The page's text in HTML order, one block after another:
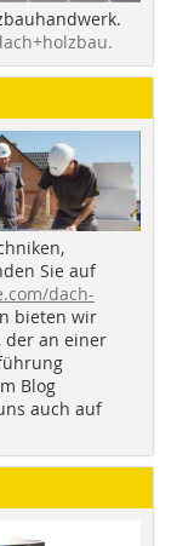
Sie auf
dach-
bieten wir
, der an einer
Blog
auch auf